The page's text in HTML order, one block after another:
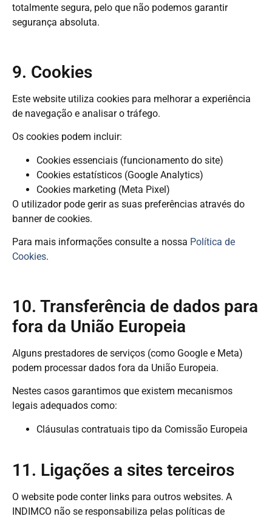
totalmente segura, pelo que não podemos garantir
segurança absoluta.
9. Cookies
Este website utiliza cookies para melhorar a experiência
de navegação e analisar o tráfego.
Os cookies podem incluir:
Cookies essenciais (funcionamento do site)
Cookies estatísticos (Google Analytics)
Cookies marketing (Meta Pixel)
O utilizador pode gerir as suas preferências através do
banner de cookies.
Para mais informações consulte a nossa Política de
Cookies.
10. Transferência de dados para
fora da União Europeia
Alguns prestadores de serviços (como Google e Meta)
podem processar dados fora da União Europeia.
Nestes casos garantimos que existem mecanismos
legais adequados como:
Cláusulas contratuais tipo da Comissão Europeia
11. Ligações a sites terceiros
O website pode conter links para outros websites. A
INDIMCO não se responsabiliza pelas políticas de